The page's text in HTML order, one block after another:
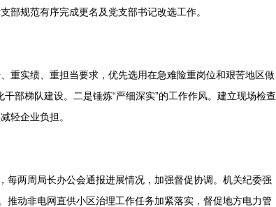
部规范有序完成更名及党支部书记改选工作。
重实绩、重担当要求，优先选用在急难险重岗位和艰苦地区做
部梯队建设。二是锤炼“严细深实”的工作作风。建立现场检查
轻企业负担。
每两周局长办公会通报进展情况，加强督促协调。机关纪委强
推动非电网直供小区治理工作任务加紧落实，督促地方电力管